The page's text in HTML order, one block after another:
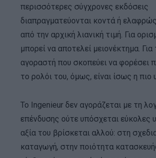
περισσότερες σύγχρονες εκδόσεις
διαπραγματεύονται κοντά ή
από την αρχική λιανική τιμή. Για
μπορεί να αποτελεί μειονέκτημα. Για
αγοραστή που σκοπεύει να φορέσει
το ρολόι του, όμως, είναι ίσως η πιο
Το Ingenieur δεν αγοράζεται με τη
επένδυσης ούτε υπόσχεται εύκολες
αξία του βρίσκεται αλλού: στη
καταγωγή, στην ποιότητα